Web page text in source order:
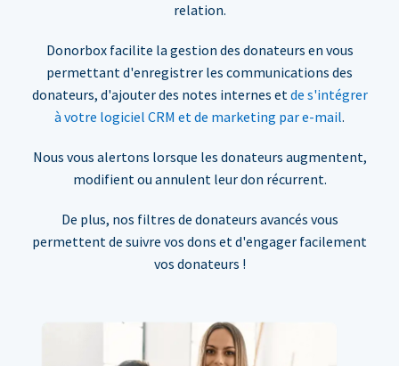
relation.
Donorbox facilite la gestion des donateurs en vous
permettant d'enregistrer les communications des
donateurs, d'ajouter des notes internes etde s'intégrer
à votre logiciel CRM et de marketing par e-mail.
Nous vous alertons lorsque les donateurs augmentent,
modifient ou annulent leur don récurrent.
De plus, nos filtres de donateurs avancés vous
permettent de suivre vos dons et d'engager facilement
vos donateurs !